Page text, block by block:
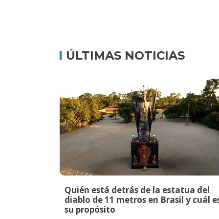
ÚLTIMAS NOTICIAS
Quién está detrás de la estatua del
diablo de 11 metros en Brasil y cuál
su propósito